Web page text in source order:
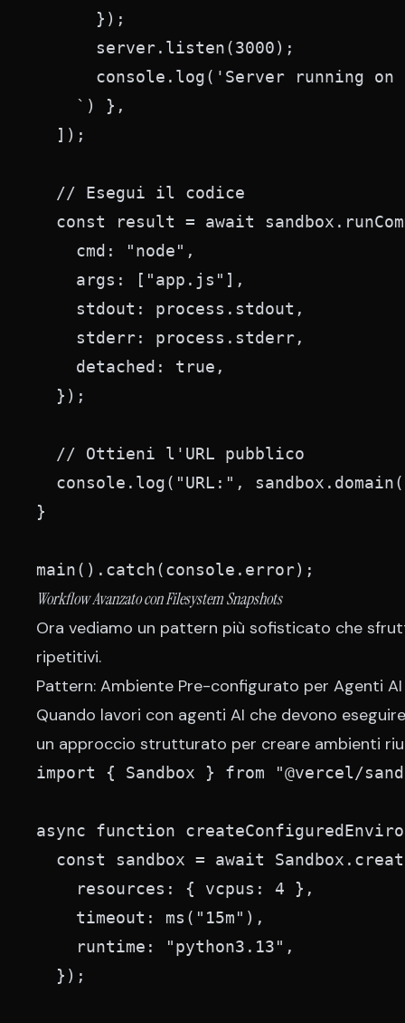
      });
      server.listen(3000);
console.log('Server running on
    `) },
  ]);
  // Esegui il codice
const result = await
    cmd: "node",
    args: ["app.js"],
    stdout: process.stdout,
    stderr: process.stderr,
    detached: true,
  });
  // Ottieni l'URL pubblico
console.log("URL:",
}
main().catch(console.error);
Workflow Avanzato con Filesystem Snapshots
Ora vediamo un pattern più sofisticato che
ripetitivi.
Pattern: Ambiente Pre-configurato per Agenti AI
Quando lavori con agenti AI che devono
un approccio strutturato per creare ambienti
import { Sandbox } from "@vercel/
async function
const sandbox = await
    resources: { vcpus: 4 },
    timeout: ms("15m"),
    runtime: "python3.13",
  });